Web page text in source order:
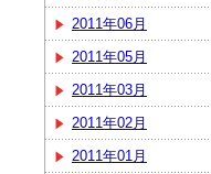
2011年06月
2011年05月
2011年03月
2011年02月
2011年01月